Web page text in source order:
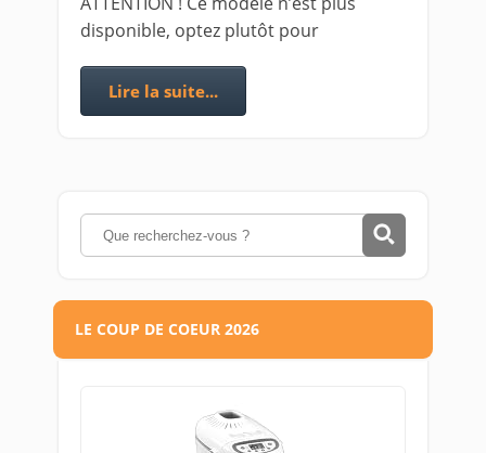
disponible, optez plutôt pour
Lire la suite...
LE COUP DE COEUR 2026